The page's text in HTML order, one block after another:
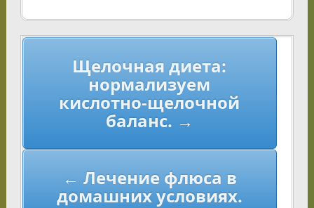
Навигация
Щелочная диета:
нормализуем
кислотно-щелочной
баланс. →
← Лечение флюса в
домашних условиях.